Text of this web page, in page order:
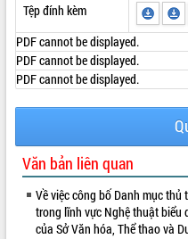
VIDEO
Tệp đính kèm
PDF cannot be displayed.
PDF cannot be displayed.
PDF cannot be displayed.
Văn bản liên quan
Về việc công bố Danh mục
trong lĩnh vực Nghệ thuật biểu
của Sở Văn hóa, Thể thao và